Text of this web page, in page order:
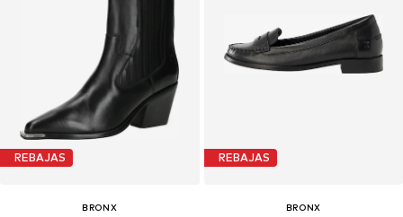
REBAJAS
BRONX
REBAJAS
BRONX